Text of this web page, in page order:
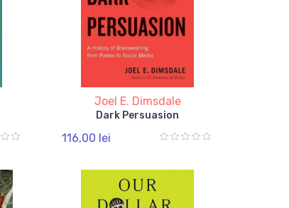
Joel E. Dimsdale
Dark Persuasion
116,00 lei